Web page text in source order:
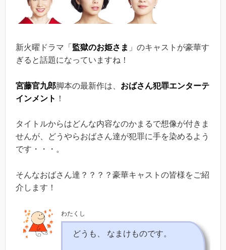
新火曜ドラマ「 監獄のお姫さま 」のキャストが豪華す
ぎると話題になっていますね！
宮藤官九郎脚本の最新作は、 おばさん犯罪エンターテ
インメント ！
タイトルからはどんな内容なのかまるで想像が付きま
せんが、どうやらおばさん達が犯罪に手を染めるよう
です・・・。
そんなおばさん達？？？？豪華キャストの皆様をご紹
介します！
わたくし
どうも、 なまけものです。